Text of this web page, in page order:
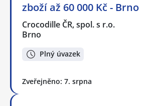
zboží až 60 000 Kč - Brno
Crocodille ČR, spol. s r.o.
Brno
Plný úvazek
Zveřejněno: 7. srpna